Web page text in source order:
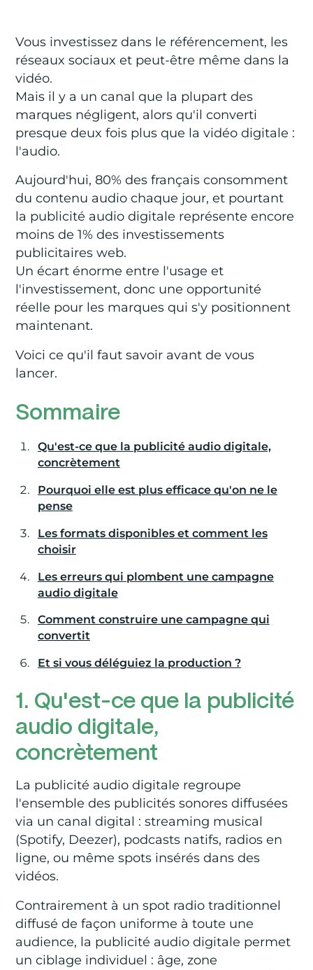
Vous investissez dans le référencement, les
réseaux sociaux et peut-être même dans la
vidéo.
Mais il y a un canal que la plupart des
marques négligent, alors qu'il converti
presque deux fois plus que la vidéo digitale :
l'audio.
Aujourd'hui, 80% des français consomment
du contenu audio chaque jour, et pourtant
la publicité audio digitale représente encore
moins de 1% des investissements
publicitaires web.
Un écart énorme entre l'usage et
l'investissement, donc une opportunité
réelle pour les marques qui s'y positionnent
maintenant.
Voici ce qu'il faut savoir avant de vous
lancer.
Sommaire
Qu'est-ce que la publicité audio digitale,
concrètement
Pourquoi elle est plus efficace qu'on ne le
pense
Les formats disponibles et comment les
choisir
Les erreurs qui plombent une campagne
audio digitale
Comment construire une campagne qui
convertit
Et si vous déléguiez la production ?
1. Qu'est-ce que la publicité
audio digitale,
concrètement
La publicité audio digitale regroupe
l'ensemble des publicités sonores diffusées
via un canal digital : streaming musical
(Spotify, Deezer), podcasts natifs, radios en
ligne, ou même spots insérés dans des
vidéos.
Contrairement à un spot radio traditionnel
diffusé de façon uniforme à toute une
audience, la publicité audio digitale permet
un ciblage individuel : âge, zone